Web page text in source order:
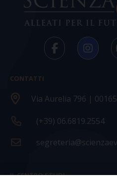
CONTATTI
Via Aurelia 796 |
(+39) 06.6819.2554
IL CENTRO STUDI